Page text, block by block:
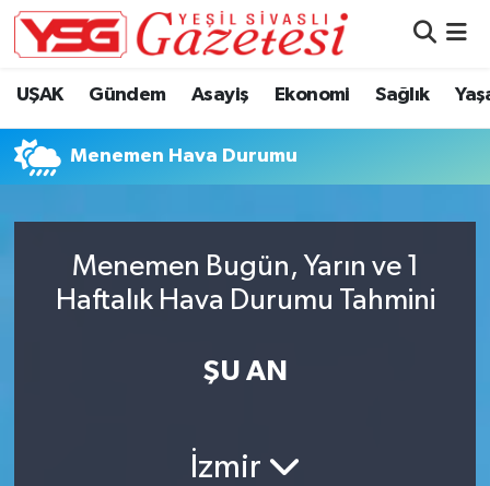
UŞAK Gündem Asayiş Ekonomi Sağlık
Menemen Hava Durumu
Menemen Bugün, Yarın ve 1
Haftalık Hava Durumu Tahmini
ŞU AN
İzmir
Süper Lig Puan Durumu ve Fikstür